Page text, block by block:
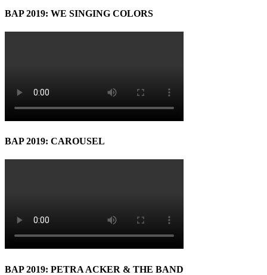
BAP 2019: WE SINGING COLORS
BAP 2019: CAROUSEL
BAP 2019: PETRA ACKER & THE BAND